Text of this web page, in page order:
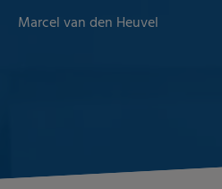
Marcel van den Heuvel